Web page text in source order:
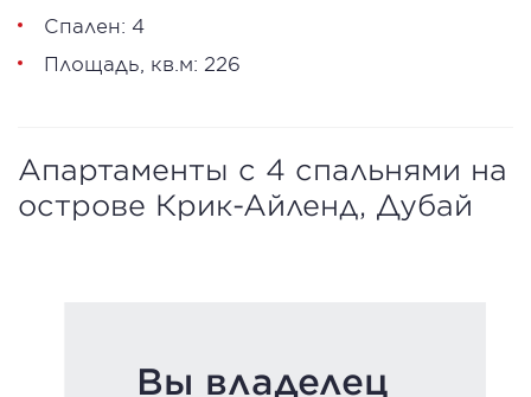
Спален: 4
Площадь, кв.м: 226
Апартаменты с 4 спальнями на
острове Крик-Айленд, Дубай
Вы владелец